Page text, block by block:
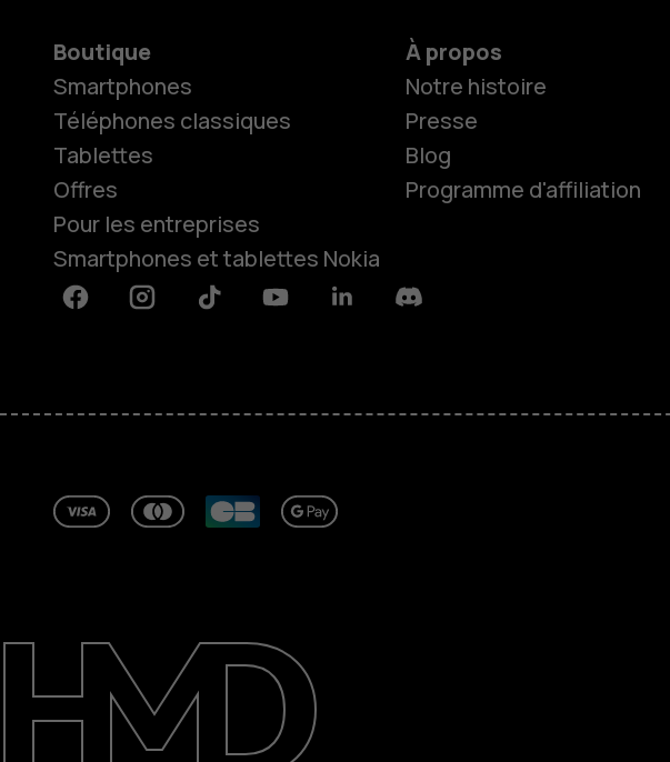
À propos
Assistance
Tunisia
Boutique
Smartphones
Téléphones classiques
Tablettes
Offres
Pour les entreprises
Smartphones et tablettes Nokia
À propos
Notre histoire
Presse
Blog
Programme d'affiliation
FacebookInstagramTiktok YoutubeLinkedinDiscord